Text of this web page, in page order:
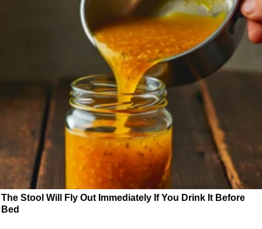
The Stool Will Fly Out Immediately If You Drink It Before
Bed